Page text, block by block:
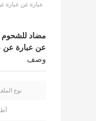
عبارة عن عبارة
مضاد للشحوم
عن عبارة عن
وصف
نوع